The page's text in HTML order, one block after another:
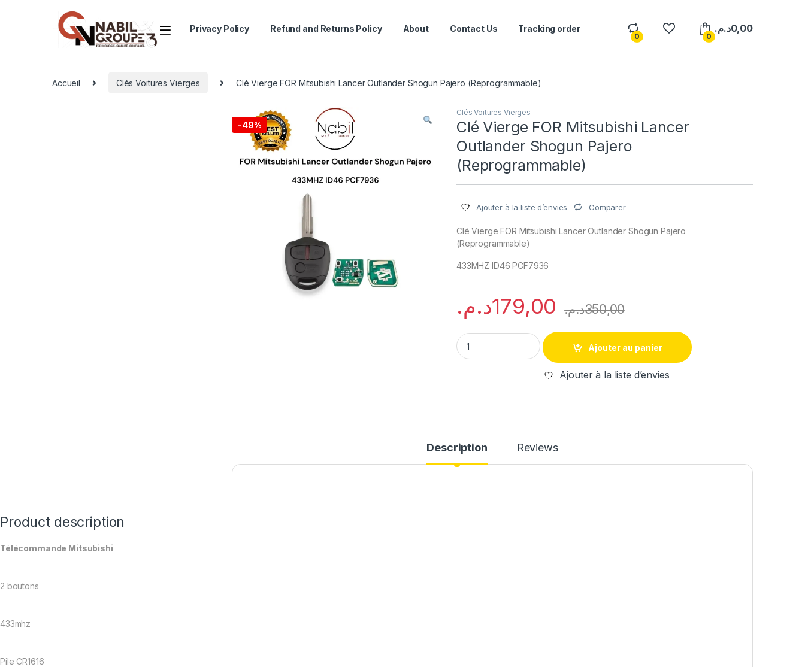
Privacy Policy Refund and Returns Policy About Contact Us Tracking order
0 0
0,00د.م.
Accueil Clés Voitures Vierges Clé Vierge FOR Mitsubishi Lancer Outlander Shogun Pajero (Reprogrammable)
-49%
Clés Voitures Vierges
Clé Vierge FOR Mitsubishi Lancer
Outlander Shogun Pajero
(Reprogrammable)
Ajouter à la liste d’envies Comparer
Clé Vierge FOR Mitsubishi Lancer Outlander Shogun Pajero
(Reprogrammable)
433MHZ ID46 PCF7936
179,00د.م. 350,00د.م.
Ajouter au panier
Ajouter à la liste d’envies
Description Reviews
Product description
Télécommande Mitsubishi
2 boutons
433mhz
Pile CR1616